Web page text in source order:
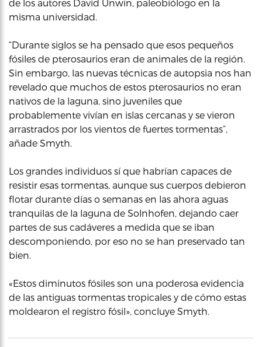
de los autores David Unwin, paleobiólogo en la
misma universidad.
“Durante siglos se ha pensado que esos pequeños
fósiles de pterosaurios eran de animales de la región.
Sin embargo, las nuevas técnicas de autopsia nos han
revelado que muchos de estos pterosaurios no eran
nativos de la laguna, sino juveniles que
probablemente vivían en islas cercanas y se vieron
arrastrados por los vientos de fuertes tormentas”,
añade Smyth.
Los grandes individuos sí que habrían capaces de
resistir esas tormentas, aunque sus cuerpos debieron
flotar durante días o semanas en las ahora aguas
tranquilas de la laguna de Solnhofen, dejando caer
partes de sus cadáveres a medida que se iban
descomponiendo, por eso no se han preservado tan
bien.
«Estos diminutos fósiles son una poderosa evidencia
de las antiguas tormentas tropicales y de cómo estas
moldearon el registro fósil», concluye Smyth.